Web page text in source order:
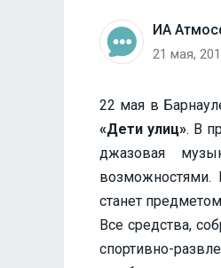
ИА
21 мая,
22 мая в
«Дети улиц». В
джазовая
возможностями.
станет
Все средства,
спортивно-